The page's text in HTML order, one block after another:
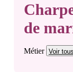
de
Métier Voir tous